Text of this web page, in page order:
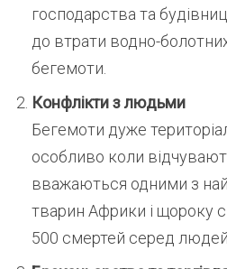
господарства та
до втрати водно-
бегемоти.
Конфлікти з людьми
Бегемоти дуже
особливо коли
вважаються одними з
тварин Африки і щороку
500 смертей серед людей.